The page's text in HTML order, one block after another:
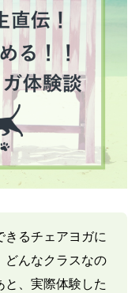
きるチェアヨガに
どんなクラスなの
、実際体験した